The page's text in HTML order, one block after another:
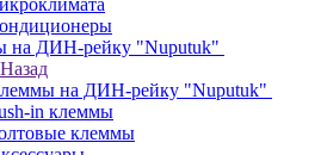
на ДИН-рейку "Nuputuk"
Назад
на ДИН-рейку "Nuputuk"
in клеммы
клеммы